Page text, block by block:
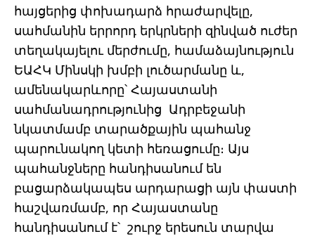
հայցերից փոխադարձ հրաժարվելը,
սահմանին երրորդ երկրների զինված ուժեր
տեղակայելու մերժումը, համաձայնություն
ԵԱՀԿ Մինսկի խմբի լուծարմանը և,
ամենակարևորը՝ Հայաստանի
սահմանադրությունից Ադրբեջանի
նկատմամբ տարածքային պահանջ
պարունակող կետի հեռացումը։ Այս
պահանջները հանդիսանում են
բացարձակապես արդարացի այն փաստի
հաշվառմամբ, որ Հայաստանը
հանդիսանում է՝ շուրջ երեսուն տարվա